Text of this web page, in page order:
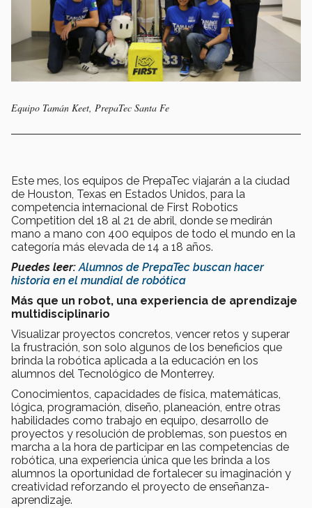
Equipo Tamán Keet, PrepaTec Santa Fe
Este mes, los equipos de PrepaTec viajarán a la ciudad
de Houston, Texas en Estados Unidos, para la
competencia internacional de First Robotics
Competition del 18 al 21 de abril, donde se medirán
mano a mano con 400 equipos de todo el mundo en la
categoría más elevada de 14 a 18 años.
Puedes leer: Alumnos de PrepaTec buscan hacer
historia en el mundial de robótica
Más que un robot, una experiencia de aprendizaje
multidisciplinario
Visualizar proyectos concretos, vencer retos y superar
la frustración, son solo algunos de los beneficios que
brinda la robótica aplicada a la educación en los
alumnos del Tecnológico de Monterrey.
Conocimientos, capacidades de física, matemáticas,
lógica, programación, diseño, planeación, entre otras
habilidades como trabajo en equipo, desarrollo de
proyectos y resolución de problemas, son puestos en
marcha a la hora de participar en las competencias de
robótica, una experiencia única que les brinda a los
alumnos la oportunidad de fortalecer su imaginación y
creatividad reforzando el proyecto de enseñanza-
aprendizaje.